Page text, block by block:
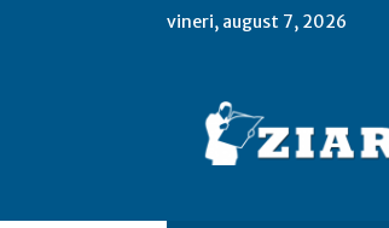
vineri, august 7, 2026